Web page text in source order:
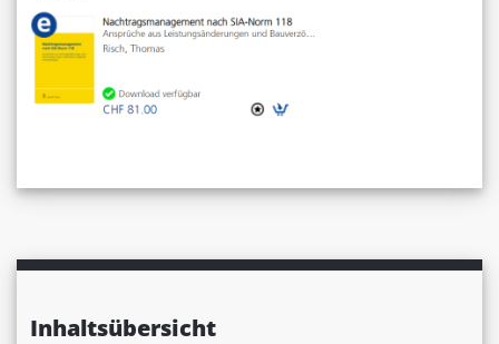
Inhaltsübersicht